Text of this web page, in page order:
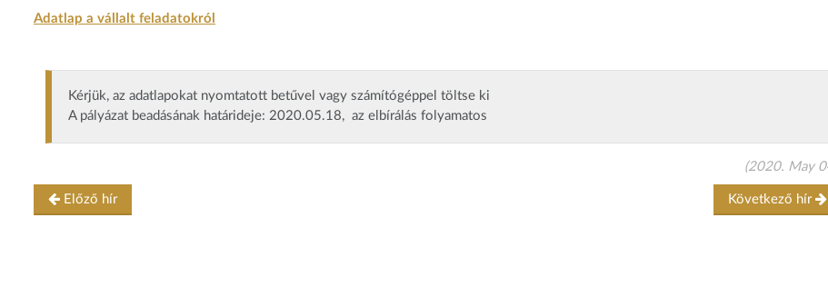
Adatlap a vállalt feladatokról
Kérjük, az adatlapokat nyomtatott betűvel vagy számítógéppel töltse ki
A pályázat beadásának határideje: 2020.05.18, az elbírálás folyamatos
(2020. May
Előző hír Következő hír